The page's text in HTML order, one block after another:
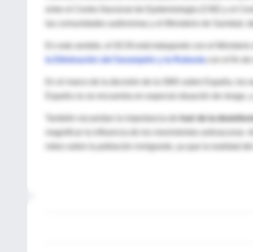
entre el Centro Nacional de Epidemiología (CNE) y el
las comunidades autónomas y el Ministerio de Sanidad,
la Eliminación del Sarampión y la Rubeola
con el fin de
En el marco de la decisión de la OMS sobre España, los
España no se encuentra en especial situación de riesgo,
También recuerdan la importancia de huir de la
magnificar la influencia de los movimientos antivacunas
mitos sobre la población inmigrante, ya que la realidad